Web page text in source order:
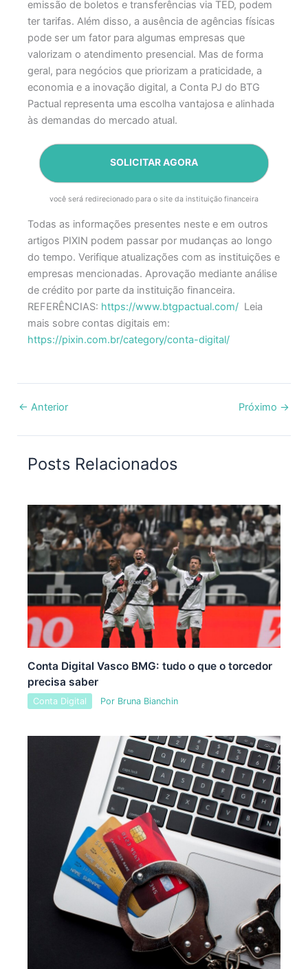
emissão de boletos e transferências via TED, podem
ter tarifas. Além disso, a ausência de agências físicas
pode ser um fator para algumas empresas que
valorizam o atendimento presencial.​ Mas de forma
geral, para negócios que priorizam a praticidade, a
economia e a inovação digital, a Conta PJ do BTG
Pactual representa uma escolha vantajosa e alinhada
às demandas do mercado atual.
SOLICITAR AGORA
você será redirecionado para o site da instituição financeira
Todas as informações presentes neste e em outros
artigos PIXIN podem passar por mudanças ao longo
do tempo. Verifique atualizações com as instituições e
empresas mencionadas. Aprovação mediante análise
de crédito por parte da instituição financeira.
REFERÊNCIAS: https://www.btgpactual.com/ Leia
mais sobre contas digitais em:
https://pixin.com.br/category/conta-digital/
← Anterior Próximo →
Posts Relacionados
Conta Digital Vasco BMG: tudo o que o torcedor
precisa saber
Conta Digital Por Bruna Bianchin